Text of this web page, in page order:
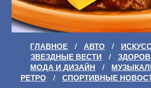
ГЛАВНОЕ / АВТО /
ЗВЕЗДНЫЕ ВЕСТИ
/
МОДА И ДИЗАЙН
/
РЕТРО
/ СПОРТИВНЫЕ